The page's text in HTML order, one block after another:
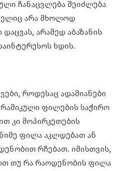
ჩანაცვლება შეიძლება
არა მხოლოდ
არამედ აბაზანის
ხდის.
როდესაც ადამიანები
ფილების საჭირო
კი მოპირკეთების
ფილა აკლდებათ ან
რჩებათ. იმისთვის,
თუ რა რაოდენობის ფილა